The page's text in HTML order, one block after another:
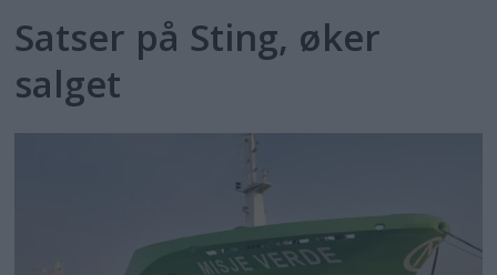
Satser på Sting, øker
salget